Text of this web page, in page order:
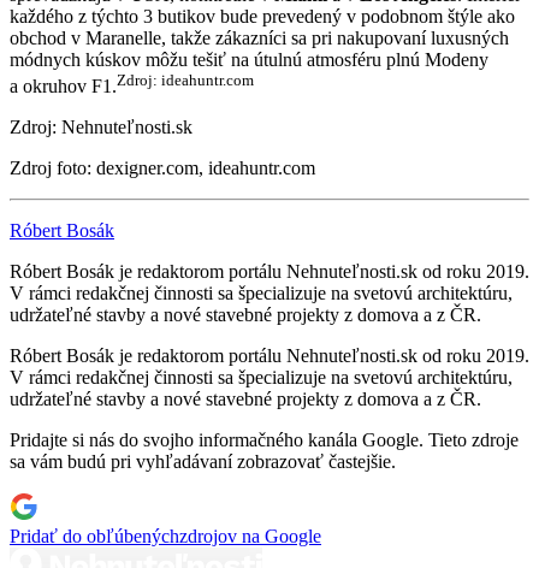
každého z týchto 3 butikov bude prevedený v podobnom štýle ako
obchod v Maranelle, takže zákazníci sa pri nakupovaní luxusných
módnych kúskov môžu tešiť na útulnú atmosféru plnú Modeny
a okruhov F1.Zdroj: ideahuntr.com
Zdroj: Nehnuteľnosti.sk
Zdroj foto: dexigner.com, ideahuntr.com
Róbert Bosák
Róbert Bosák je redaktorom portálu Nehnuteľnosti.sk od roku 2019.
V rámci redakčnej činnosti sa špecializuje na svetovú architektúru,
udržateľné stavby a nové stavebné projekty z domova a z ČR.
Róbert Bosák je redaktorom portálu Nehnuteľnosti.sk od roku 2019.
V rámci redakčnej činnosti sa špecializuje na svetovú architektúru,
udržateľné stavby a nové stavebné projekty z domova a z ČR.
Pridajte si nás do svojho informačného kanála Google. Tieto zdroje
sa vám budú pri vyhľadávaní zobrazovať častejšie.
Pridať do obľúbenýchzdrojov na Google